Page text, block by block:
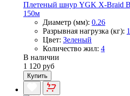
Плетеный шнур YGK X-Braid
150м
Диаметр (мм): 0.26
Разрывная нагрузка (кг):
Цвет: Зеленый
Количество жил: 4
В наличии
1 120 руб
Купить